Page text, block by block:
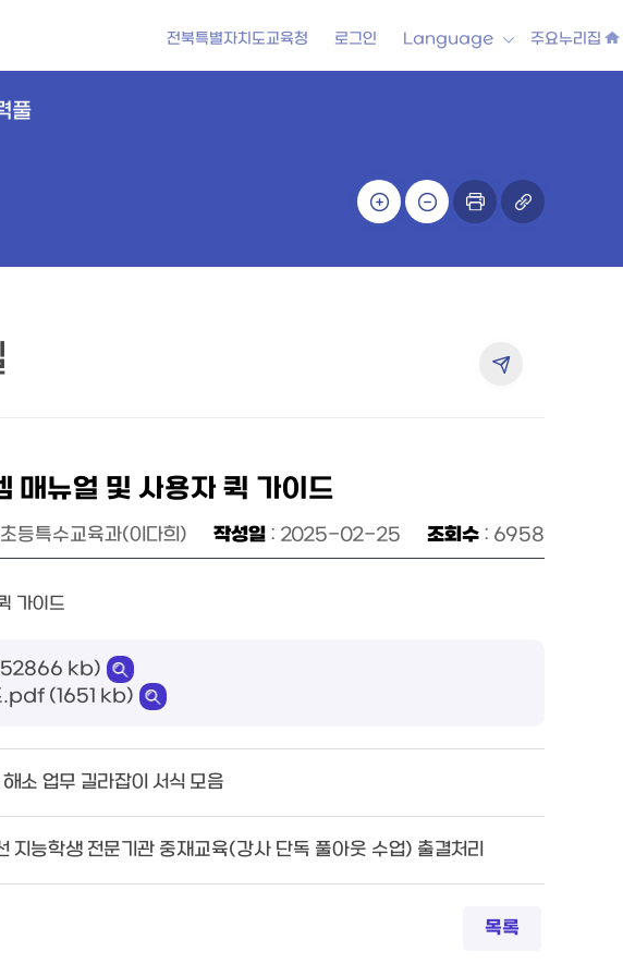
전북특별자치도교육청 로그인 Language 주요누리집
풀
뉴얼 및 사용자 퀵 가이드
등특수교육과(이다희) 작성일 : 2025-02-25 조회수 : 6958
가이드
(52866 kb)
.pdf (1651 kb)
소 업무 길라잡이 서식 모음
지능학생 전문기관 중재교육(강사 단독 풀아웃 수업) 출결처리
목록